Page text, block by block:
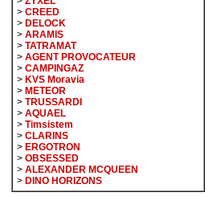
> CREED
> DELOCK
> ARAMIS
> TATRAMAT
> AGENT PROVOCATEUR
> CAMPINGAZ
> KVS Moravia
> METEOR
> TRUSSARDI
> AQUAEL
> Timsistem
> CLARINS
> ERGOTRON
> OBSESSED
> ALEXANDER MCQUEEN
> DINO HORIZONS